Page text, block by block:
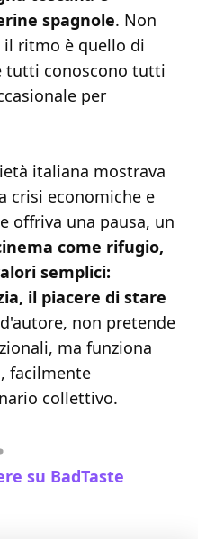
spagnole. Non
il ritmo è quello di
tutti conoscono tutti
per
italiana mostrava
crisi economiche e
offriva una pausa, un
come rifugio,
semplici:
il piacere di stare
non pretende
ma funziona
facilmente
collettivo.
su BadTaste